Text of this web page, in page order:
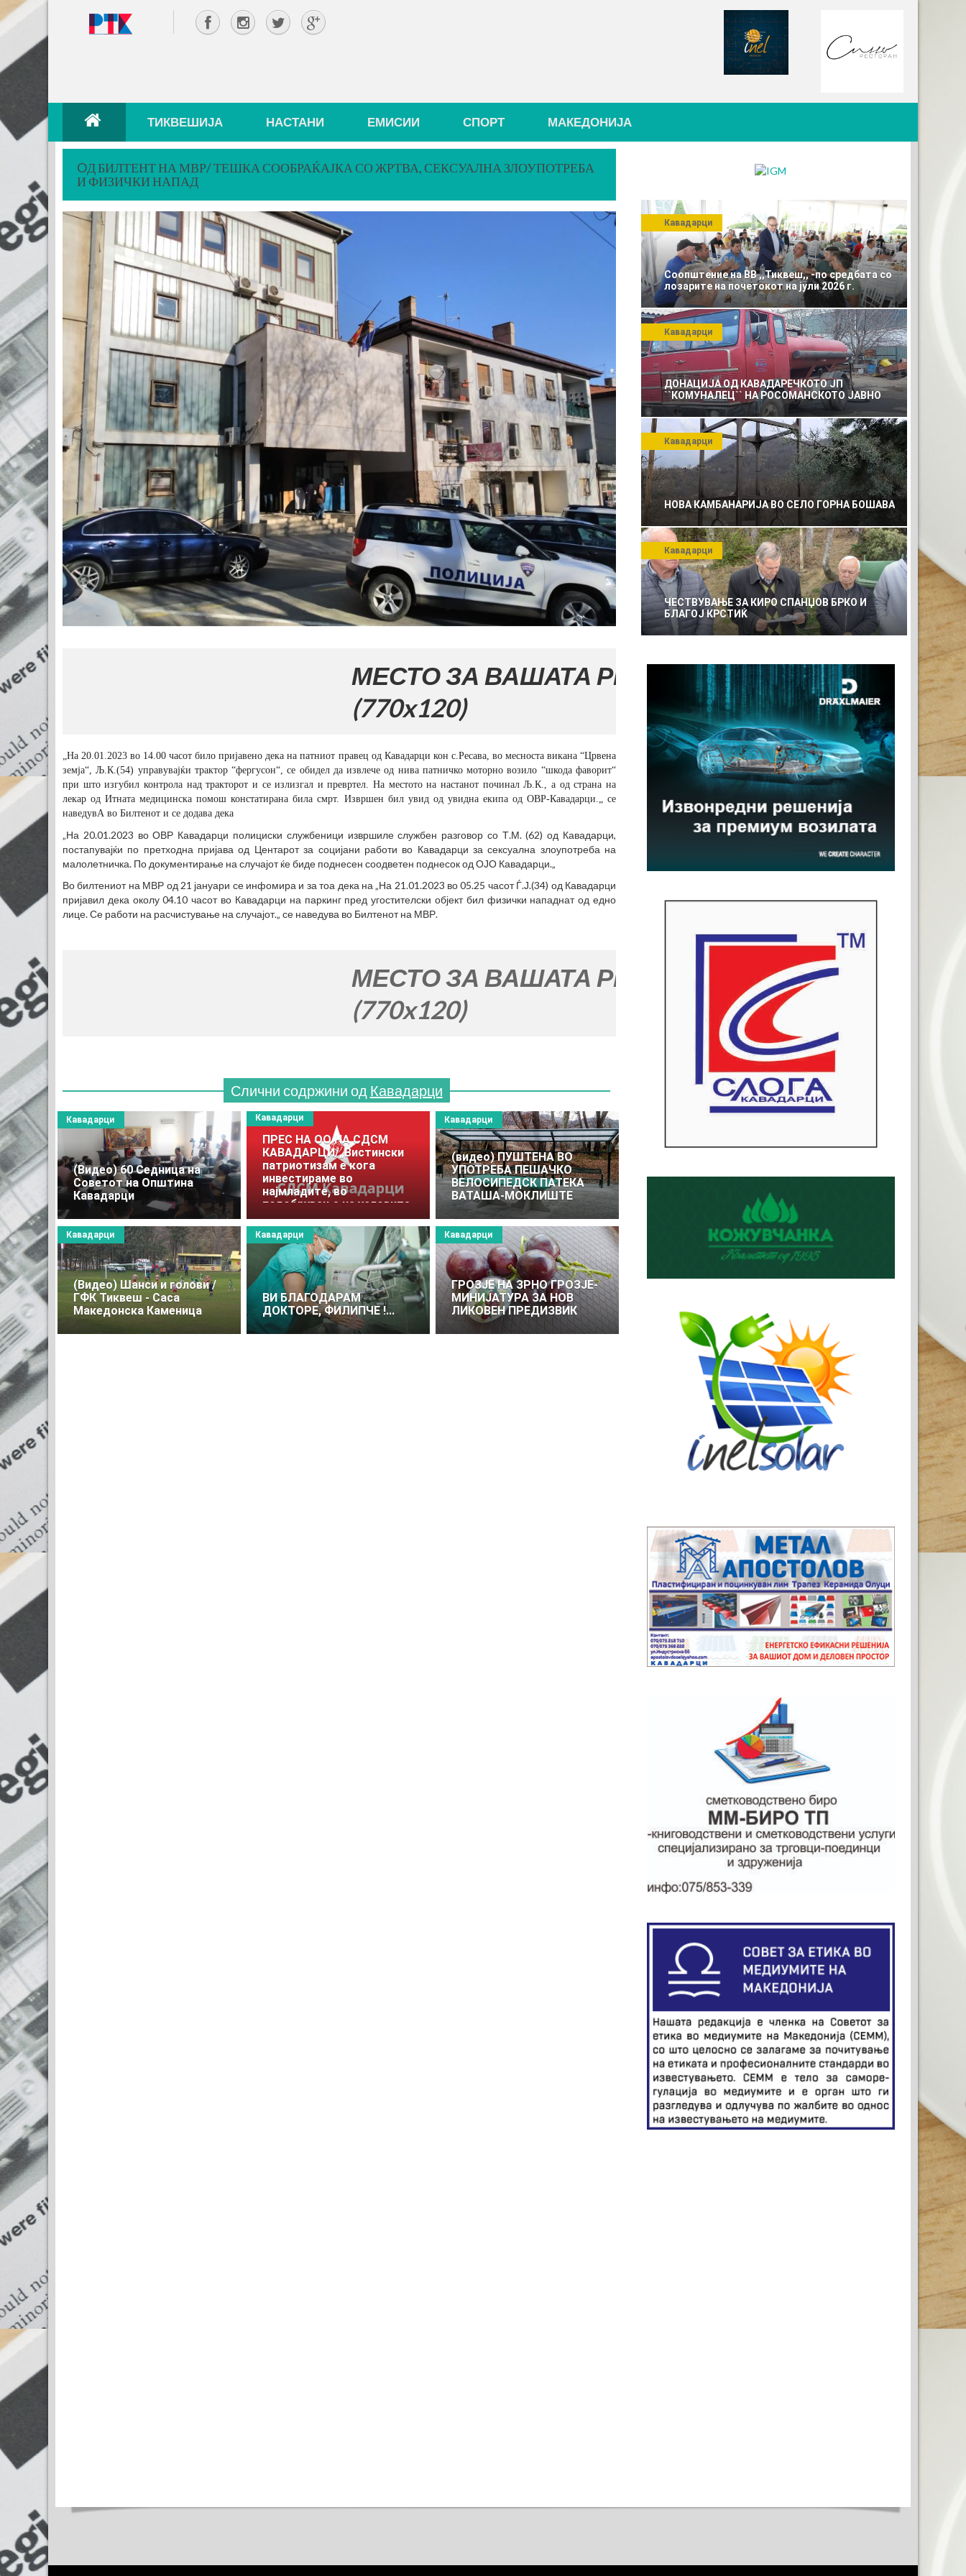
ТИКВЕШИЈА НАСТАНИ ЕМИСИИ СПОРТ МАКЕДОНИЈА
OД БИЛТЕНТ НА МВР/ ТЕШКА СООБРАЌАЈКА СО ЖРТВА, СЕКСУАЛНА ЗЛОУПОТРЕБА
И ФИЗИЧКИ НАПАД
МЕСТО ЗА ВАШАТА РЕКЛАМА
(770x120)
„На 20.01.2023 во 14.00 часот било пријавено дека на патниот правец од Кавадарци кон с.Ресава, во месноста викана “Црвена
земја“, Љ.К.(54) управувајќи трактор “фергусон“, се обидел да извлече од нива патничко моторно возило “шкода фаворит“
при што изгубил контрола над тракторот и се излизгал и превртел. На местото на настанот починал Љ.К., а од страна на
лекар од Итната медицинска помош констатирана била смрт. Извршен бил увид од увидна екипа од ОВР-Кавадарци.„ се
наведувА во Билтенот и се додава дека
„На 20.01.2023 во ОВР Кавадарци полициски службеници извршиле службен разговор со Т.М. (62) од Кавадарци,
постапувајќи по претходна пријава од Центарот за социјани работи во Кавадарци за сексуална злоупотреба на
малолетничка. По документирање на случајот ќе биде поднесен соодветен поднесок од ОЈО Кавадарци.„
Во билтениот на МВР од 21 јануари се инфомира и за тоа дека на „На 21.01.2023 во 05.25 часот Ѓ.Ј.(34) од Кавадарци
пријавил дека околу 04.10 часот во Кавадарци на паркинг пред угостителски објект бил физички нападнат од едно
лице. Се работи на расчистување на случајот.„ се наведува во Билтенот на МВР.
МЕСТО ЗА ВАШАТА РЕКЛАМА
(770x120)
Слични содржини од Кавадарци
(Видео) 60 Седница на
Советот на Општина
Кавадарци
Кавадарци
ПРЕС НА ОО НА СДСМ
КАВАДАРЦИ/„Вистински
патриотизам е кога
инвестираме во
најмладите, во
подобрување на условите
за нивно школување„.
Кавадарци
(видео) ПУШТЕНА ВО
УПОТРЕБА ПЕШАЧКО
ВЕЛОСИПЕДСК ПАТЕКА
ВАТАША-МОКЛИШТЕ
Кавадарци
(Видео) Шанси и голови /
ГФК Тиквеш - Саса
Македонска Каменица
Кавадарци
ВИ БЛАГОДАРАМ
ДОКТОРЕ, ФИЛИПЧЕ !...
Кавадарци
ГРОЗЈЕ НА ЗРНО ГРОЗЈЕ-
МИНИЈАТУРА ЗА НОВ
ЛИКОВЕН ПРЕДИЗВИК
Кавадарци
Соопштение на ВВ ,,Тиквеш,, -по средбата со
лозарите на почетокот на јули 2026 г.
Кавадарци
ДОНАЦИЈА ОД КАВАДАРЕЧКОТО ЈП
``КОМУНАЛЕЦ`` НА РОСОМАНСКОТО ЈАВНО
ПРЕТПРИЈАТИЕ ЗА КОМУНАЛНО УСЛУГИ
Кавадарци
НОВА КАМБАНАРИЈА ВО СЕЛО ГОРНА БОШАВА
Кавадарци
ЧЕСТВУВАЊЕ ЗА КИРО СПАНЏОВ БРКО И
БЛАГОЈ КРСТИЌ
Кавадарци